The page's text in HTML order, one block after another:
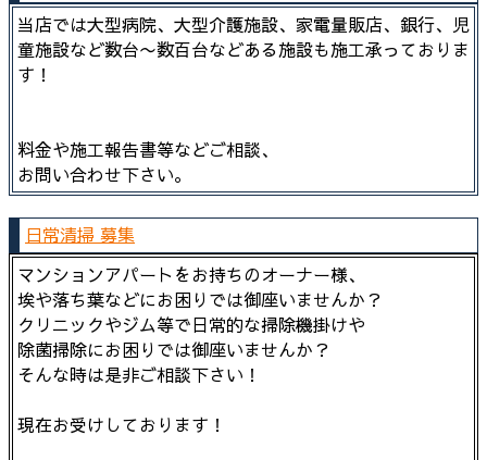
当店では大型病院、大型介護施設、家電量販店、銀行、児
童施設など数台〜数百台などある施設も施工承っておりま
す！
料金や施工報告書等などご相談、
お問い合わせ下さい。
日常清掃 募集
マンションアパートをお持ちのオーナー様、
埃や落ち葉などにお困りでは御座いませんか？
クリニックやジム等で日常的な掃除機掛けや
除菌掃除にお困りでは御座いませんか？
そんな時は是非ご相談下さい！
現在お受けしております！